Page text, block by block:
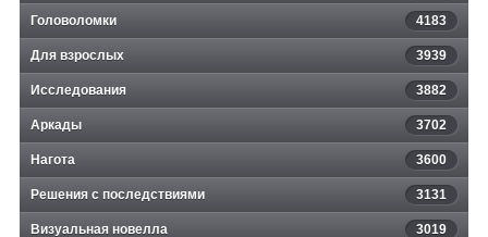
Головоломки 4183
Для взрослых 3939
Исследования 3882
Аркады 3702
Нагота 3600
Решения с последствиями 3131
Визуальная новелла 3019